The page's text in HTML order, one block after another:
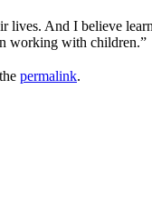
And I believe
working with children.”
permalink.